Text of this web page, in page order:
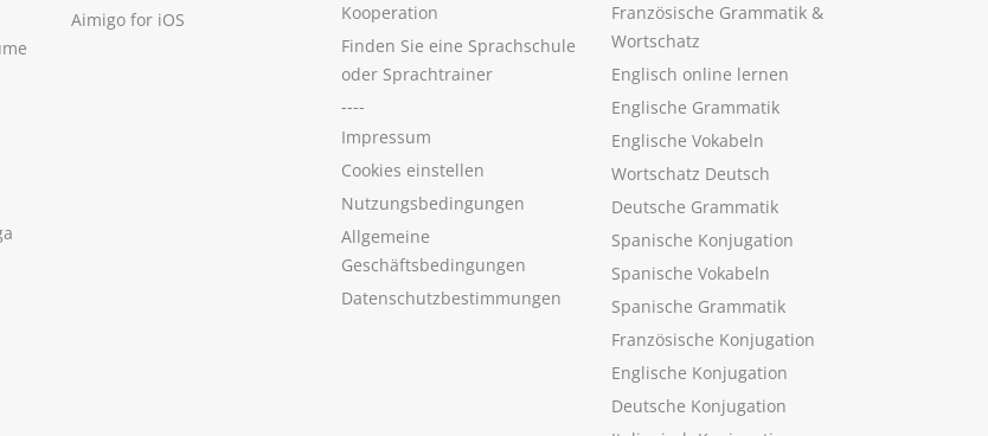
Aimigo for iOS
Kooperation
Finden Sie eine Sprachschule
oder Sprachtrainer
----
Impressum
Cookies einstellen
Nutzungsbedingungen
Allgemeine
Geschäftsbedingungen
Datenschutzbestimmungen
Französische Grammatik &
Wortschatz
Englisch online lernen
Englische Grammatik
Englische Vokabeln
Wortschatz Deutsch
Deutsche Grammatik
Spanische Konjugation
Spanische Vokabeln
Spanische Grammatik
Französische Konjugation
Englische Konjugation
Deutsche Konjugation